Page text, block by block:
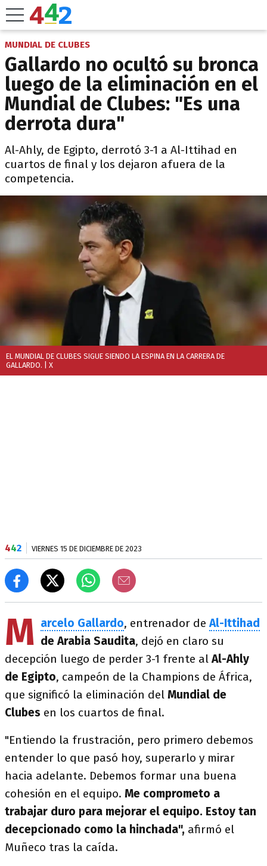
MUNDIAL DE CLUBES
Gallardo no ocultó su bronca
luego de la eliminación en el
Mundial de Clubes: "Es una
derrota dura"
Al-Ahly, de Egipto, derrotó 3-1 a Al-Ittihad en
cuartos de final y los dejaron afuera de la
competencia.
EL MUNDIAL DE CLUBES SIGUE SIENDO LA ESPINA EN LA CARRERA DE
GALLARDO. | X
442 VIERNES 15 DE DICIEMBRE DE 2023
M arcelo Gallardo, entrenador de Al-Ittihad
de Arabia Saudita, dejó en claro su
decepción luego de perder 3-1 frente alAl-Ahly
de Egipto, campeón de la Champions de África,
que significó la eliminación del Mundial de
Clubes en los cuartos de final.
"Entiendo la frustración, pero primero debemos
entender lo que pasó hoy, superarlo y mirar
hacia adelante. Debemos formar una buena
cohesión en el equipo. Me comprometo a
trabajar duro para mejorar el equipo. Estoy tan
decepcionado como la hinchada", afirmó el
Muñeco tras la caída.